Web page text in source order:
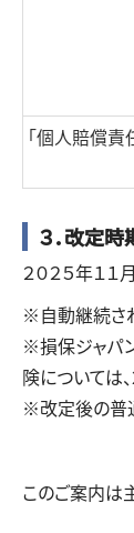
「個人賠償
３．改定時
２０２５年１
※自動継続さ
※損保ジャパ
険については
※改定後の普
このご案内は